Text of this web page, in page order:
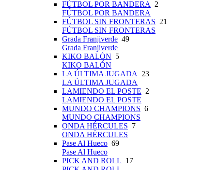
FÚTBOL POR BANDERA
2
FÚTBOL POR BANDERA
FÚTBOL SIN FRONTERAS 21
FÚTBOL SIN FRONTERAS
Grada Franjiverde 49
Grada Franjiverde
KIKO BALÓN 5
KIKO BALÓN
LA ÚLTIMA JUGADA
23
LA ÚLTIMA JUGADA
LAMIENDO EL POSTE 2
LAMIENDO EL POSTE
MUNDO CHAMPIONS 6
MUNDO CHAMPIONS
ONDA HÉRCULES 7
ONDA HÉRCULES
Pase Al Hueco 69
Pase Al Hueco
PICK AND ROLL 17